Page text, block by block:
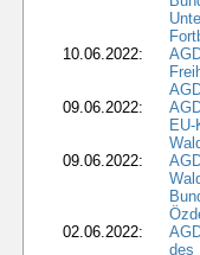
10.06.2022:
09.06.2022:
09.06.2022:
02.06.2022:
des